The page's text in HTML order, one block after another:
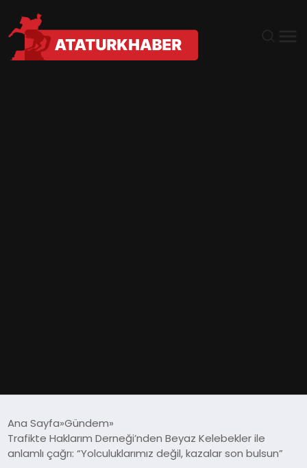
DÜNYA
Ana Sayfa Gündem
Trafikte Haklarım Derneği’nden Beyaz Kelebekler ile
anlamlı çağrı: “Yolculuklarımız değil, kazalar son bulsun”